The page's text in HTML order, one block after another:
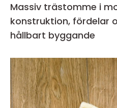
Massiv trästomme i
konstruktion, fördelar
hållbart byggande